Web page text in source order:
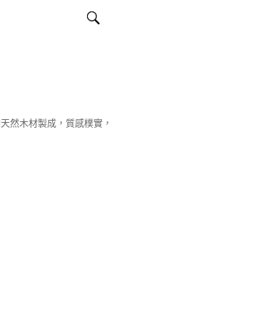
然木材製成，質感樸實，